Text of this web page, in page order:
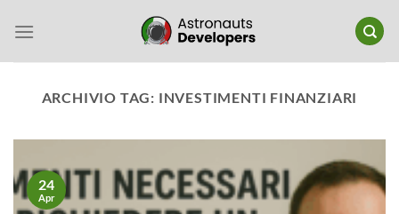
ARCHIVIO TAG: INVESTIMENTI FINANZIARI
24
Apr